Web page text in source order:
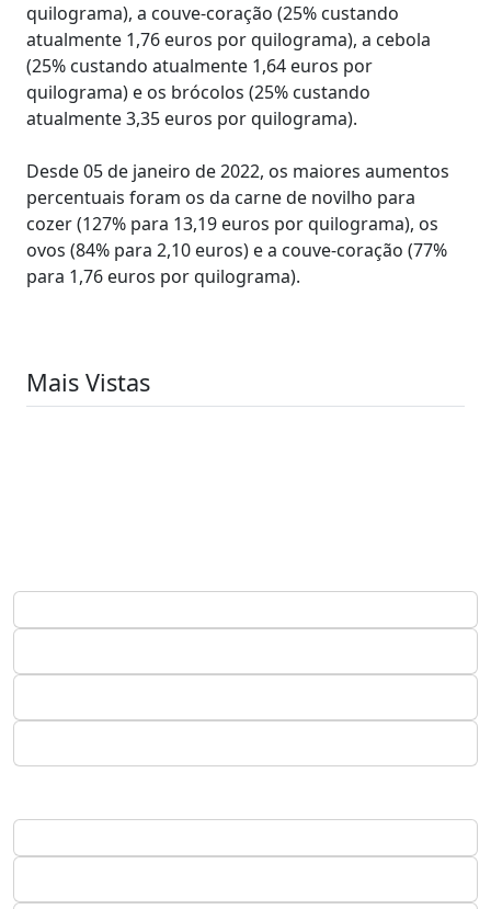
quilograma), a couve-coração (25% custando
atualmente 1,76 euros por quilograma), a cebola
(25% custando atualmente 1,64 euros por
quilograma) e os brócolos (25% custando
atualmente 3,35 euros por quilograma).
Desde 05 de janeiro de 2022, os maiores aumentos
percentuais foram os da carne de novilho para
cozer (127% para 13,19 euros por quilograma), os
ovos (84% para 2,10 euros) e a couve-coração (77%
para 1,76 euros por quilograma).
Mais Vistas